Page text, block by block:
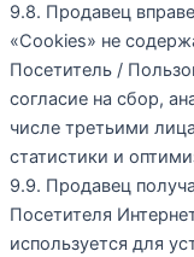
9.8. Продавец
«Cookies» не
Посетитель /
согласие на сбор,
числе третьими
статистики и
9.9. Продавец
Посетителя
используется для